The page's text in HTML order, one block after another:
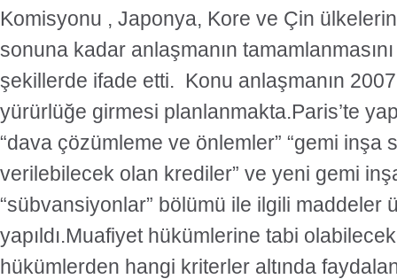
Komisyonu , Japonya, Kore ve Çin
sonuna kadar anlaşmanın
şekillerde ifade etti. Konu anlaşmanın
yürürlüğe girmesi planlanmakta.Paris’te
“dava çözümleme ve önlemler” “gemi inşa
verilebilecek olan krediler” ve yeni gemi
“sübvansiyonlar” bölümü ile ilgili maddeler
yapıldı.Muafiyet hükümlerine tabi
hükümlerden hangi kriterler altında